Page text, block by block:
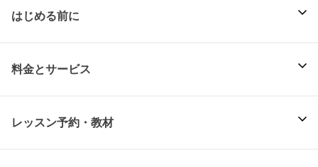
はじめる前に
料金とサービス
レッスン予約・教材